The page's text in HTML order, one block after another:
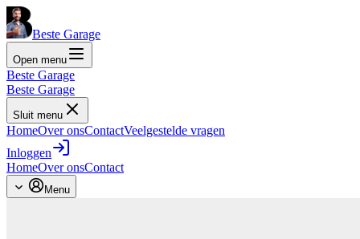
Beste Garage
Open menu
Beste Garage
Beste Garage
Sluit menu
HomeOver onsContactVeelgestelde vragen
Inloggen
HomeOver onsContact
Menu